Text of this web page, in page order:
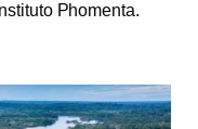
Phomenta.